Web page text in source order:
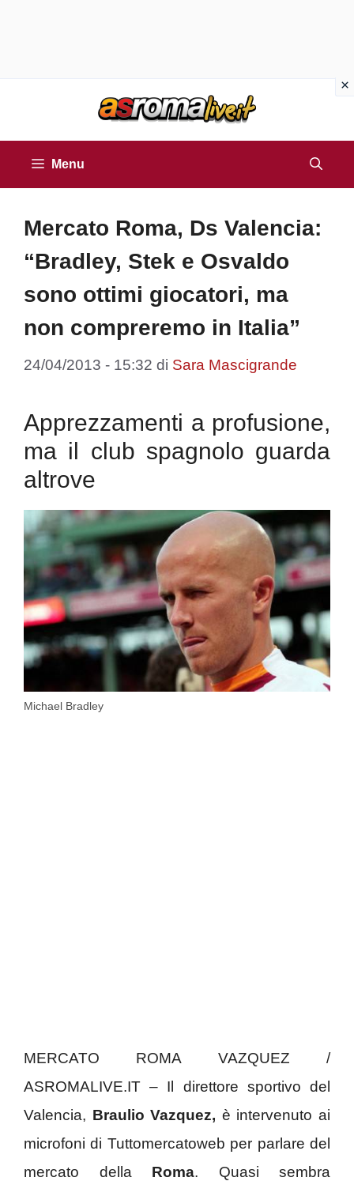
Menu
Mercato Roma, Ds Valencia:
“Bradley, Stek e Osvaldo
sono ottimi giocatori, ma
non compreremo in Italia”
24/04/2013 - 15:32 di Sara Mascigrande
Apprezzamenti a profusione,
ma il club spagnolo guarda
altrove
Michael Bradley
MERCATO ROMA VAZQUEZ /
ASROMALIVE.IT – Il direttore sportivo del
Valencia, Braulio Vazquez, è intervenuto ai
microfoni di Tuttomercatoweb per parlare del
mercato della Roma. Quasi sembra